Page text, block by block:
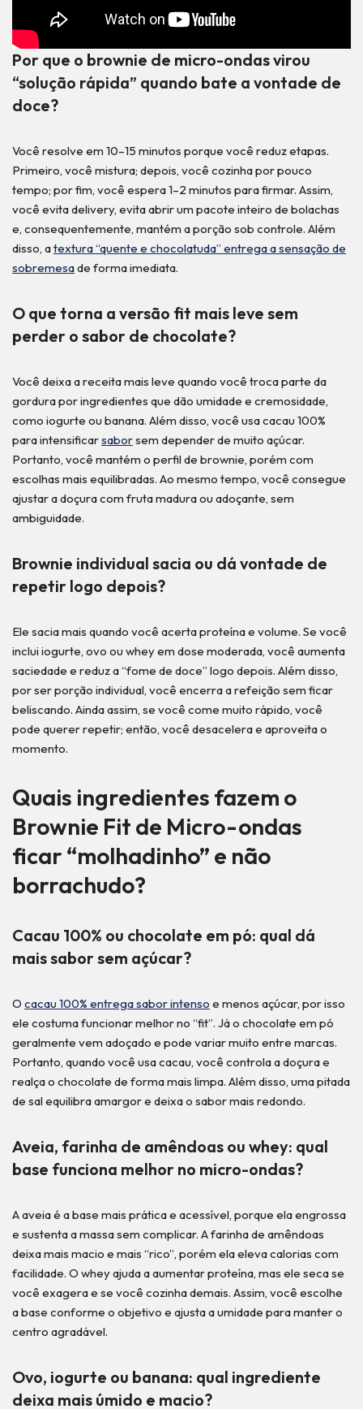
Por que o brownie de micro-ondas virou
“solução rápida” quando bate a vontade de
doce?
Você resolve em 10–15 minutos porque você reduz etapas.
Primeiro, você mistura; depois, você cozinha por pouco
tempo; por fim, você espera 1–2 minutos para firmar. Assim,
você evita delivery, evita abrir um pacote inteiro de bolachas
e, consequentemente, mantém a porção sob controle. Além
disso, atextura “quente e chocolatuda” entrega a sensação de
sobremesade forma imediata.
O que torna a versão fit mais leve sem
perder o sabor de chocolate?
Você deixa a receita mais leve quando você troca parte da
gordura por ingredientes que dão umidade e cremosidade,
como iogurte ou banana. Além disso, você usa cacau 100%
para intensificarsaborsem depender de muito açúcar.
Portanto, você mantém o perfil de brownie, porém com
escolhas mais equilibradas. Ao mesmo tempo, você consegue
ajustar a doçura com fruta madura ou adoçante, sem
ambiguidade.
Brownie individual sacia ou dá vontade de
repetir logo depois?
Ele sacia mais quando você acerta proteína e volume. Se você
inclui iogurte, ovo ou whey em dose moderada, você aumenta
saciedade e reduz a “fome de doce” logo depois. Além disso,
por ser porção individual, você encerra a refeição sem ficar
beliscando. Ainda assim, se você come muito rápido, você
pode querer repetir; então, você desacelera e aproveita o
momento.
Quais ingredientes fazem o
Brownie Fit de Micro-ondas
ficar “molhadinho” e não
borrachudo?
Cacau 100% ou chocolate em pó: qual dá
mais sabor sem açúcar?
O cacau 100% entrega sabor intenso e menos açúcar, por isso
ele costuma funcionar melhor no “fit”. Já o chocolate em pó
geralmente vem adoçado e pode variar muito entre marcas.
Portanto, quando você usa cacau, você controla a doçura e
realça o chocolate de forma mais limpa. Além disso, uma pitada
de sal equilibra amargor e deixa o sabor mais redondo.
Aveia, farinha de amêndoas ou whey: qual
base funciona melhor no micro-ondas?
A aveia é a base mais prática e acessível, porque ela engrossa
e sustenta a massa sem complicar. A farinha de amêndoas
deixa mais macio e mais “rico”, porém ela eleva calorias com
facilidade. O whey ajuda a aumentar proteína, mas ele seca se
você exagera e se você cozinha demais. Assim, você escolhe
a base conforme o objetivo e ajusta a umidade para manter o
centro agradável.
Ovo, iogurte ou banana: qual ingrediente
deixa mais úmido e macio?